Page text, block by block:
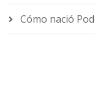
Cómo nació